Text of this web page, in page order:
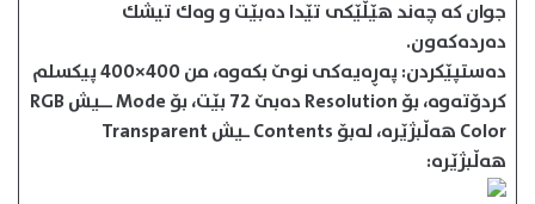
جوان كه‌ چه‌ند هێڵێكی تێدا ده‌بێت و وه‌ك تیشك
ده‌رده‌كه‌ون.
ده‌ستپێكردن: په‌ڕه‌یه‌كی نوێ بكه‌وه‌، من 400×400 پیكسلم
كردۆته‌وه‌، بۆ Resolution ده‌بێ 72 بێت، بۆ Mode ــیش RGB
Color هه‌ڵبژێره‌، له‌بۆ Contents ـیش Transparent
‌‌هه‌ڵبژێره‌: